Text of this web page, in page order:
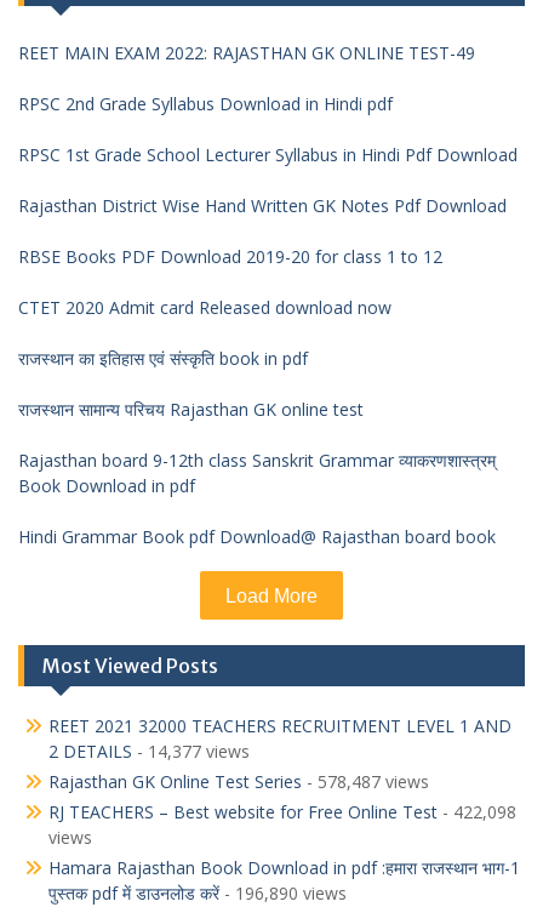
REET MAIN EXAM 2022: RAJASTHAN GK ONLINE TEST-49
RPSC 2nd Grade Syllabus Download in Hindi pdf
RPSC 1st Grade School Lecturer Syllabus in Hindi Pdf Download
Rajasthan District Wise Hand Written GK Notes Pdf Download
RBSE Books PDF Download 2019-20 for class 1 to 12
CTET 2020 Admit card Released download now
राजस्थान का इतिहास एवं संस्कृति book in pdf
राजस्थान सामान्य परिचय Rajasthan GK online test
Rajasthan board 9-12th class Sanskrit Grammar व्याकरणशास्त्रम्
Book Download in pdf
Hindi Grammar Book pdf Download@ Rajasthan board book
Load More
Most Viewed Posts
REET 2021 32000 TEACHERS RECRUITMENT LEVEL 1 AND
2 DETAILS - 14,377 views
Rajasthan GK Online Test Series - 578,487 views
RJ TEACHERS – Best website for Free Online Test - 422,098
views
Hamara Rajasthan Book Download in pdf :हमारा राजस्थान भाग-1
पुस्तक pdf में डाउनलोड करें- 196,890 views